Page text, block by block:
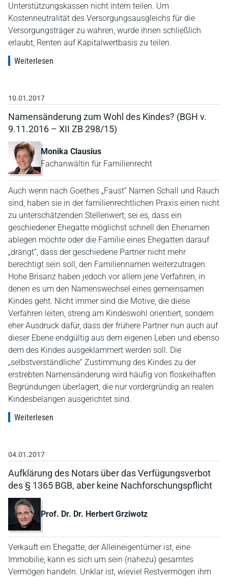
Unterstützungskassen nicht intern teilen. Um
Kostenneutralität des Versorgungsausgleichs für die
Versorgungsträger zu wahren, wurde ihnen schließlich
erlaubt, Renten auf Kapitalwertbasis zu teilen.
Weiterlesen
10.01.2017
Namensänderung zum Wohl des Kindes? (BGH v.
9.11.2016 – XII ZB 298/15)
Monika Clausius
Fachanwältin für Familienrecht
Auch wenn nach Goethes „Faust“ Namen Schall und Rauch
sind, haben sie in der familienrechtlichen Praxis einen nicht
zu unterschätzenden Stellenwert; sei es, dass ein
geschiedener Ehegatte möglichst schnell den Ehenamen
ablegen möchte oder die Familie eines Ehegatten darauf
„drängt“, dass der geschiedene Partner nicht mehr
berechtigt sein soll, den Familiennamen weiterzutragen.
Hohe Brisanz haben jedoch vor allem jene Verfahren, in
denen es um den Namenswechsel eines gemeinsamen
Kindes geht. Nicht immer sind die Motive, die diese
Verfahren leiten, streng am Kindeswohl orientiert, sondern
eher Ausdruck dafür, dass der frühere Partner nun auch auf
dieser Ebene endgültig aus dem eigenen Leben und ebenso
dem des Kindes ausgeklammert werden soll. Die
„selbstverständliche“ Zustimmung des Kindes zu der
erstrebten Namensänderung wird häufig von floskelhaften
Begründungen überlagert, die nur vordergründig an realen
Kindesbelangen ausgerichtet sind.
Weiterlesen
04.01.2017
Aufklärung des Notars über das Verfügungsverbot
des § 1365 BGB, aber keine Nachforschungspflicht
Prof. Dr. Dr. Herbert Grziwotz
Verkauft ein Ehegatte, der Alleineigentümer ist, eine
Immobilie, kann es sich um sein (nahezu) gesamtes
Vermögen handeln. Unklar ist, wieviel Restvermögen ihm